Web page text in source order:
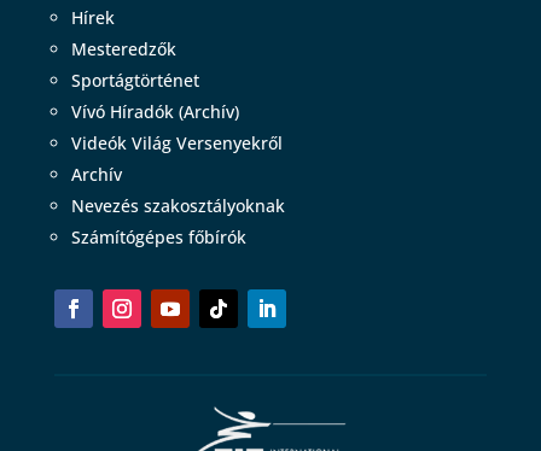
Hírek
Mesteredzők
Sportágtörténet
Vívó Híradók (Archív)
Videók Világ Versenyekről
Archív
Nevezés szakosztályoknak
Számítógépes főbírók